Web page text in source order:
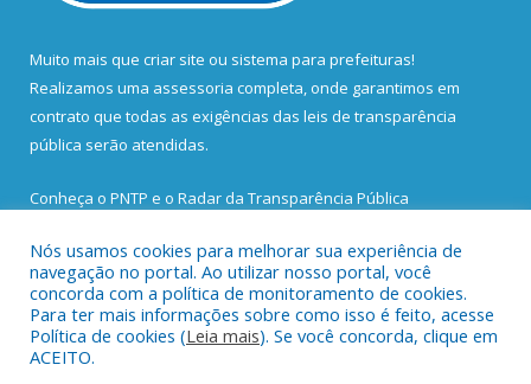
Muito mais que criar site ou sistema para prefeituras!
Realizamos uma assessoria completa, onde garantimos em
contrato que todas as exigências das leis de transparência
pública serão atendidas.
Conheça o PNTP e o Radar da Transparência Pública
Todos os direitos reservados a Prefeitura Municipal de Santa
Bárbara do Pará.
Nós usamos cookies para melhorar sua experiência de
navegação no portal. Ao utilizar nosso portal, você
concorda com a política de monitoramento de cookies.
Para ter mais informações sobre como isso é feito, acesse
Política de cookies (Leia mais). Se você concorda, clique em
ACEITO.